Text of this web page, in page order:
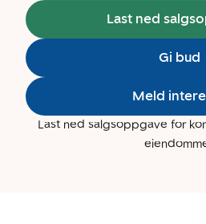
Last ned
Gi bud
Meld
Last ned salgsoppgave for